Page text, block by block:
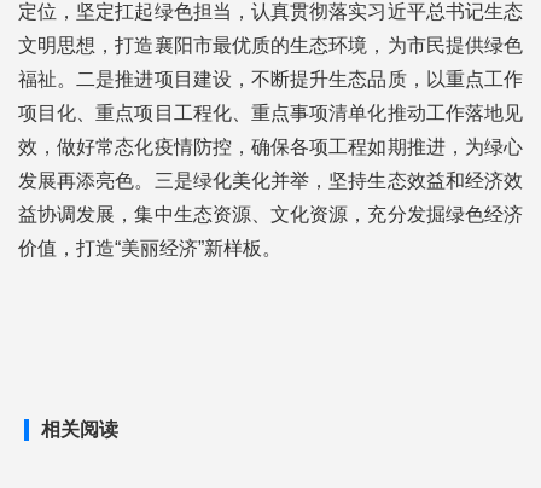
定位，坚定扛起绿色担当，认真贯彻落实习近平总书记生态
文明思想，打造襄阳市最优质的生态环境，为市民提供绿色
福祉。二是推进项目建设，不断提升生态品质，以重点工作
项目化、重点项目工程化、重点事项清单化推动工作落地见
效，做好常态化疫情防控，确保各项工程如期推进，为绿心
发展再添亮色。三是绿化美化并举，坚持生态效益和经济效
益协调发展，集中生态资源、文化资源，充分发掘绿色经济
价值，打造“美丽经济”新样板。
相关阅读